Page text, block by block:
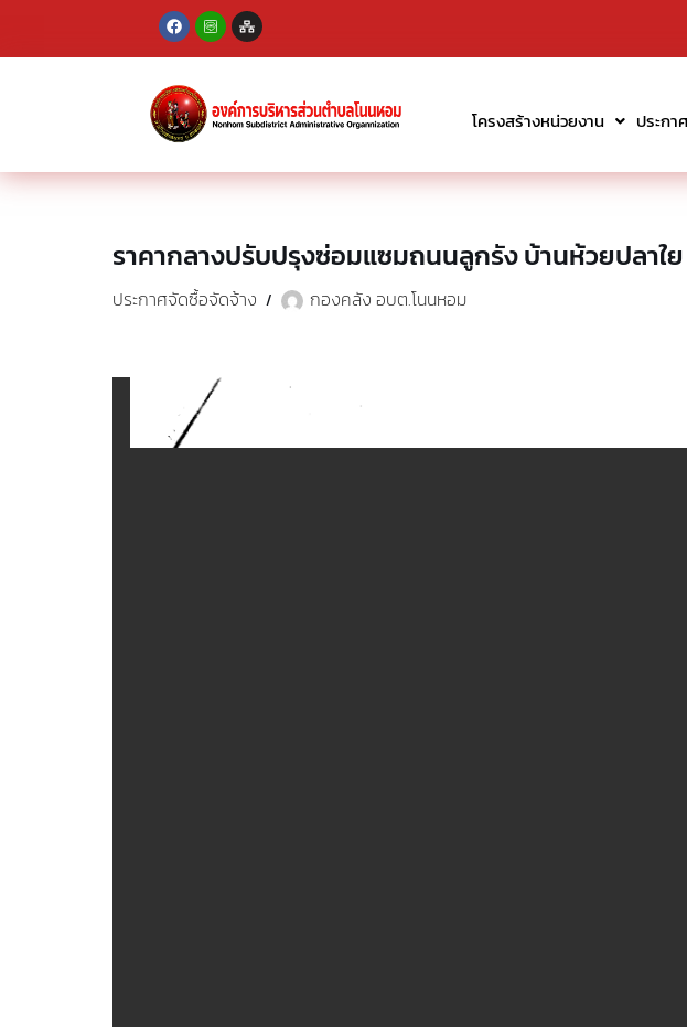
Skip
โครงสร้างหน่วยงาน ประก
ราคากลางปรับปรุงซ่อมแซมถนนลูกรัง บ้านห้วยปลาใ
ประกาศจัดซื้อจัดจ้าง กองคลัง อบต.โนนหอม